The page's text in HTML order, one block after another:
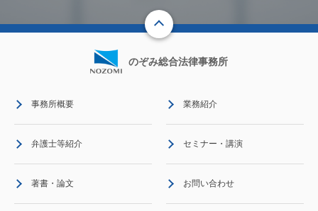
のぞみ総合法律事務所
事務所概要 業務紹介
弁護士等紹介 セミナー・講演
著書・論文 お問い合わせ